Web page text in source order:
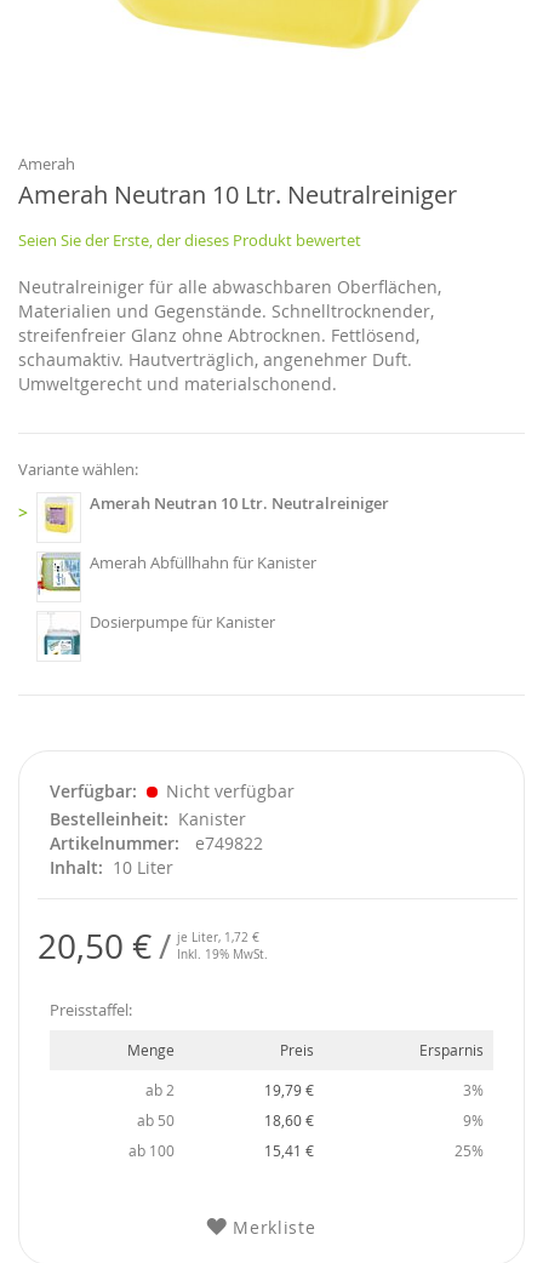
Bildgalerie
springen
Amerah
Amerah Neutran 10 Ltr. Neutralreiniger
Seien Sie der Erste, der dieses Produkt bewertet
Neutralreiniger für alle abwaschbaren Oberflächen,
Materialien und Gegenstände. Schnelltrocknender,
streifenfreier Glanz ohne Abtrocknen. Fettlösend,
schaumaktiv. Hautverträglich, angenehmer Duft.
Umweltgerecht und materialschonend.
Variante wählen:
> Amerah Neutran 10 Ltr. Neutralreiniger
Amerah Abfüllhahn für Kanister
Dosierpumpe für Kanister
Verfügbar
Nicht verfügbar
Bestelleinheit
Kanister
Artikelnummer
e749822
Inhalt
10 Liter
20,50 € je Liter, 1,72 €
Inkl. 19% MwSt.
Preisstaffel:
Menge Preis Ersparnis
ab 2 19,79 €
3%
ab 50
18,60 €
9%
ab 100
15,41 € 25%
Merkliste